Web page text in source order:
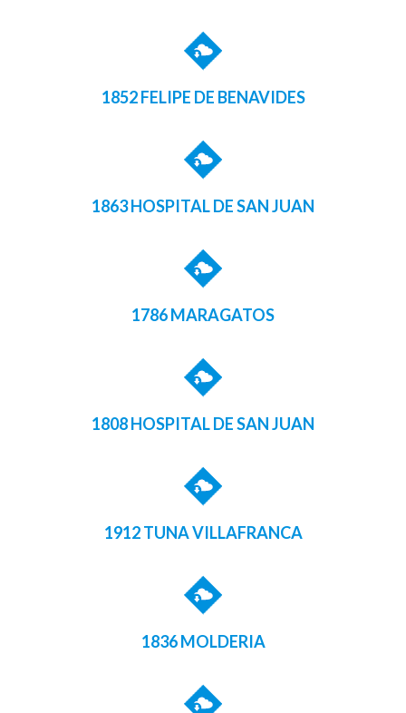
1852 FELIPE DE BENAVIDES
1863 HOSPITAL DE SAN JUAN
1786 MARAGATOS
1808 HOSPITAL DE SAN JUAN
1912 TUNA VILLAFRANCA
1836 MOLDERIA